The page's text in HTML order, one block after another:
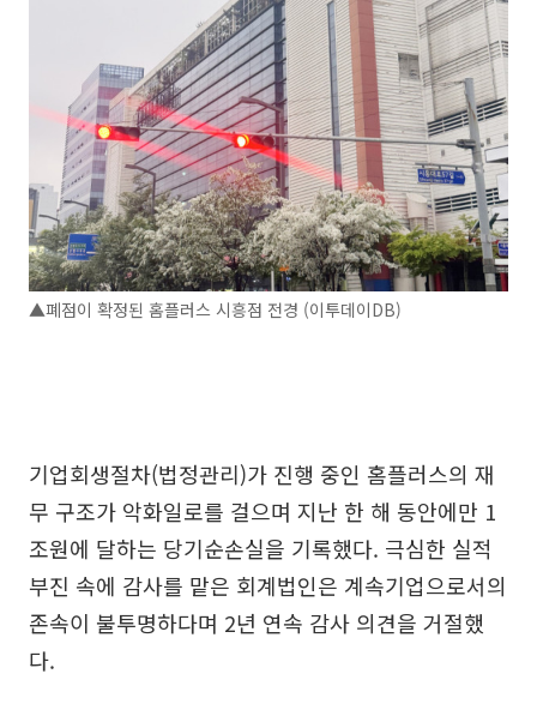
▲폐점이 확정된 홈플러스 시흥점 전경 (이투데이DB)
기업회생절차(법정관리)가 진행 중인 홈플러스의 재
무 구조가 악화일로를 걸으며 지난 한 해 동안에만 1
조원에 달하는 당기순손실을 기록했다. 극심한 실적
부진 속에 감사를 맡은 회계법인은 계속기업으로서의
존속이 불투명하다며 2년 연속 감사 의견을 거절했
다.